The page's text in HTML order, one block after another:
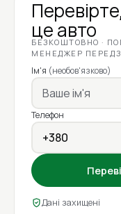
це авто
БЕЗКОШТОВНО ·
МЕНЕДЖЕР
Ім'я (необов'язково)
Телефон
Дані захищені